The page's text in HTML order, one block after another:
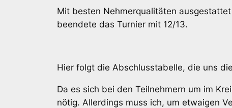
Mit besten Nehmerqualitäten
beendete das Turnier mit 12/13.
Hier folgt die Abschlusstabelle, die uns
Da es sich bei den Teilnehmern um im
nötig. Allerdings muss ich, um etwaigen